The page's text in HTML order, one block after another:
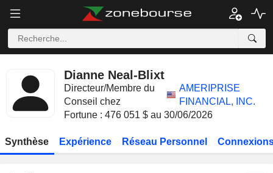
Dianne Neal-Blixt
Directeur/Membre du
Conseil chez
AMERIPRISE
FINANCIAL, INC.
Fortune : 476 051 $ au 30/06/2026
Synthèse Expérience Réseau Personnel